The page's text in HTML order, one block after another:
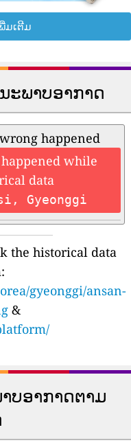
ມເຕີມ
ພາບອາກາດ
happened
while
data
Gyeonggi
the historical data
gyeonggi/ansan-
&
ບອາກາດຕາມ